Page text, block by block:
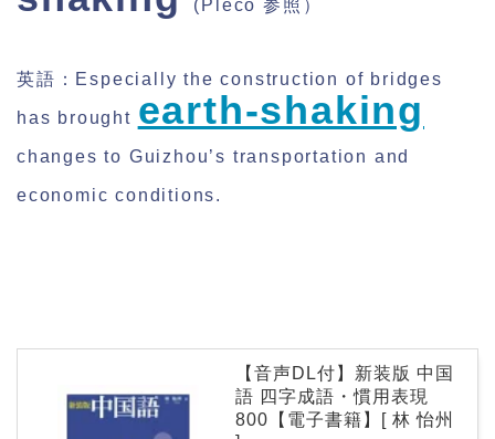
(Pleco 参照）
英語：Especially the construction of bridges
has brought earth-shaking
changes to Guizhou’s transportation and
economic conditions.
【音声DL付】新装版 中国
語 四字成語・慣用表現
800【電子書籍】[ 林 怡州